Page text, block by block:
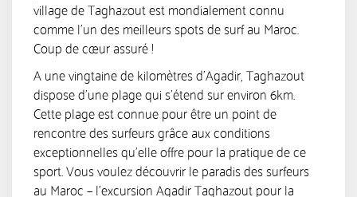
village de Taghazout est mondialement connu
comme l’un des meilleurs spots de surf au Maroc.
Coup de cœur assuré !
A une vingtaine de kilomètres d’Agadir, Taghazout
dispose d’une plage qui s’étend sur environ 6km.
Cette plage est connue pour être un point de
rencontre des surfeurs grâce aux conditions
exceptionnelles qu’elle offre pour la pratique de ce
sport. Vous voulez découvrir le paradis des surfeurs
au Maroc – l’excursion Agadir Taghazout pour la